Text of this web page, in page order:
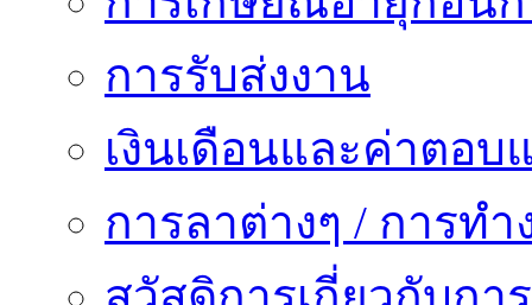
การรับส่งงาน
เงินเดือนและค่าตอบ
การลาต่างๆ / การทำ